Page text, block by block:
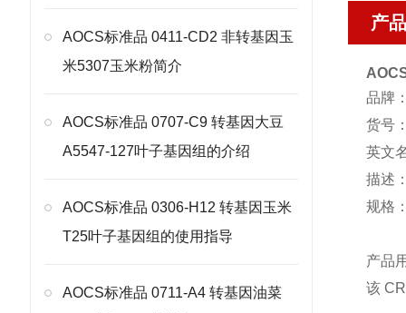
AOCS标准品 0411-CD2 非转基因玉
米5307玉米粉简介
AOCS标准品 0707-C9 转基因大豆
A5547-127叶子基因组的介绍
AOCS标准品 0306-H12 转基因玉米
T25叶子基因组的使用指导
AOCS标准品 0711-A4 转基因油菜
产
品牌
货号
英文
描述
规格
产品
该